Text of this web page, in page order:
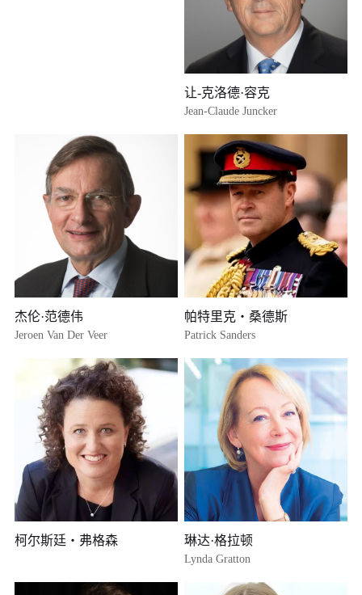
主导《阿吉翁报告》（2010），为法国经济改革与创新政策提供理
其理论被广泛用于欧盟、OECD、各国央行的增长与创新政策设
计，强调保护竞争、激励研发、开放制度的重要性。
2025 年：诺贝尔经济学奖（与 Peter Howitt、Joel Mokyr 共享，表
2019/2020 年：BBVA 基金会知识前沿奖
2009 年：约翰・冯・诺依曼奖
2001 年：伊尔约・约翰逊奖（欧洲 45 岁以下最佳经济学家）
多项欧洲研究理事会（ERC）高级资助（累计 441 万欧元）
代表著作
《内生增长理论》（Endogenous Growth Theory，1998，与 Peter
Howitt 合著）
《创造性破坏的力量》（The Power of Creative Destruction，2020，
与 Céline Antonin、Simon Bunel 合著）
让-克洛德·容克
Jean-Claude Juncker
杰伦·范德伟
Jeroen Van Der Veer
帕特里克・桑德斯
Patrick Sanders
柯尔斯廷・弗格森 琳达·格拉顿
Lynda Gratton